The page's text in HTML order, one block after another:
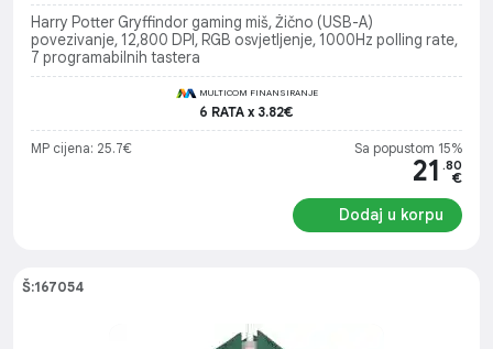
Harry Potter Gryffindor gaming miš, Žično (USB-A)
povezivanje, 12,800 DPI, RGB osvjetljenje, 1000Hz polling rate,
7 programabilnih tastera
MULTICOM FINANSIRANJE
6 RATA x 3.82€
MP cijena: 25.7€ Sa popustom 15%
21 .80
€
Dodaj u korpu
Š:167054